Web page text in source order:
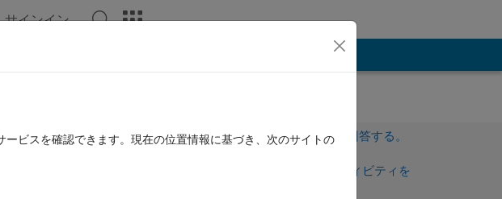
サインイン
サインインしてこの質問に回答する。
サインインしてアクティビティを
ビスを確認できます。現在の位置情報に基づき、次のサイトの